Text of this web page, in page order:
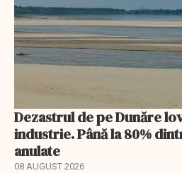
Dezastrul de pe Dunăre
industrie. Până la 80%
anulate
08 AUGUST 2026